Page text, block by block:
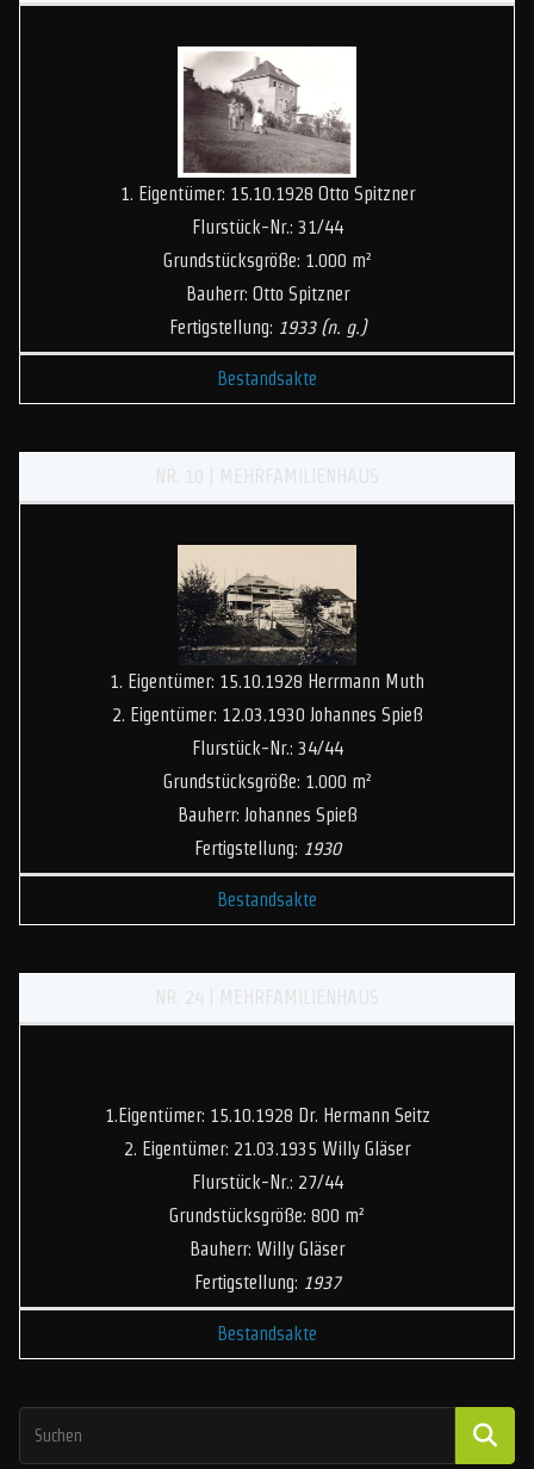
1. Eigentümer: 15.10.1928 Otto Spitzner
Flurstück-Nr.: 31/44
Grundstücksgröße: 1.000 m²
Bauherr: Otto Spitzner
Fertigstellung: 1933 (n. g.)
Bestandsakte
NR. 10 | MEHRFAMILIENHAUS
1. Eigentümer: 15.10.1928 Herrmann Muth
2. Eigentümer: 12.03.1930 Johannes Spieß
Flurstück-Nr.: 34/44
Grundstücksgröße: 1.000 m²
Bauherr: Johannes Spieß
Fertigstellung: 1930
Bestandsakte
NR. 24 | MEHRFAMILIENHAUS
1.Eigentümer: 15.10.1928 Dr. Hermann Seitz
2. Eigentümer: 21.03.1935 Willy Gläser
Flurstück-Nr.: 27/44
Grundstücksgröße: 800 m²
Bauherr: Willy Gläser
Fertigstellung: 1937
Bestandsakte